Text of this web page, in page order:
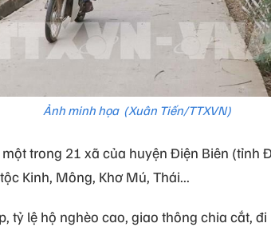
Ảnh minh họa (Xuân Tiến/TTXVN)
trong 21 xã của huyện Điện Biên (tỉnh
Kinh, Mông, Khơ Mú, Thái...
tỷ lệ hộ nghèo cao, giao thông chia cắt,